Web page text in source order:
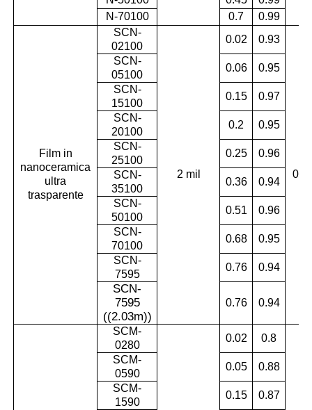
N-70100
0.7 0.99
Film in
nanoceramica
ultra
trasparente
SCN-
02100
2 mil
0.02 0.93
SCN-
05100
0.06
0.95
SCN-
15100
0.15
0.97
SCN-
20100
0.2
0.95
SCN-
25100
0.25
0.96
SCN-
35100
0.36
0.94
SCN-
50100
0.51
0.96
SCN-
70100
0.68
0.95
SCN-
7595
0.76 0.94
SCN-
7595
((2.03m))
0.76 0.94
SCM-
0280
0.02 0.8
SCM-
0590
0.05
0.88
SCM-
1590
0.15
0.87